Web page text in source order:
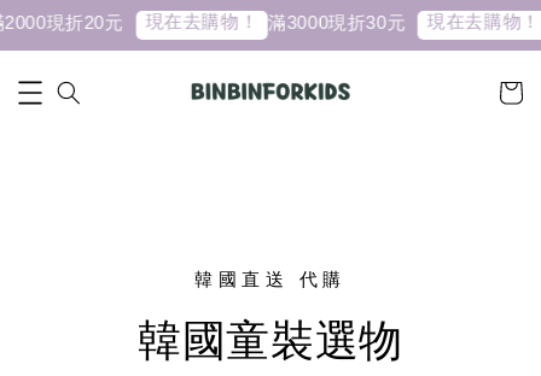
現折20元 現在去購物！ 滿3000現折30元 現在去購物！
韓國直送 代購
韓國童裝選物